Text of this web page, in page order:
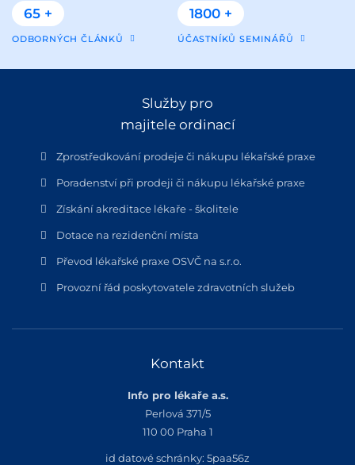
65 +
ODBORNÝCH ČLÁNKŮ
1800 +
ÚČASTNÍKŮ SEMINÁŘŮ
Služby pro
majitele ordinací
Zprostředkování prodeje či nákupu lékařské praxe
Poradenství při prodeji či nákupu lékařské praxe
Získání akreditace lékaře - školitele
Dotace na rezidenční místa
Převod lékařské praxe OSVČ na s.r.o.
Provozní řád poskytovatele zdravotních služeb
Kontakt
Info pro lékaře a.s.
Perlová 371/5
110 00 Praha 1
id datové schránky: 5paa56z